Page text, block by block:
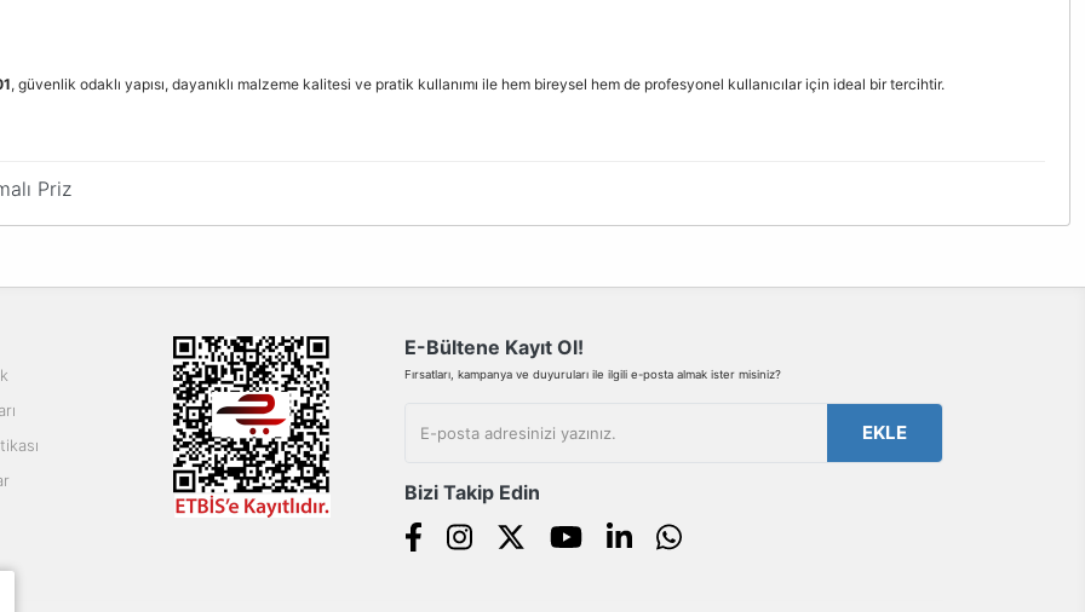
, güvenlik odaklı yapısı, dayanıklı malzeme kalitesi ve pratik kullanımı ile hem bireysel hem de profesyonel kullanıcılar için ideal bir tercihtir.
Priz
E-Bültene Kayıt Ol!
Fırsatları, kampanya ve duyuruları ile ilgili e-posta almak ister misiniz?
EKLE
Bizi Takip Edin